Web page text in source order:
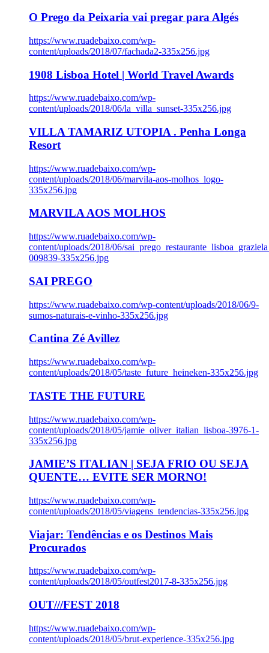
O Prego da Peixaria vai pregar para Algés
https://www.ruadebaixo.com/wp-
content/uploads/2018/07/fachada2-335x256.jpg
1908 Lisboa Hotel | World Travel Awards
https://www.ruadebaixo.com/wp-
content/uploads/2018/06/la_villa_sunset-335x256.jpg
VILLA TAMARIZ UTOPIA . Penha Longa
Resort
https://www.ruadebaixo.com/wp-
content/uploads/2018/06/marvila-aos-molhos_logo-
335x256.jpg
MARVILA AOS MOLHOS
https://www.ruadebaixo.com/wp-
content/uploads/2018/06/
009839-335x256.jpg
SAI PREGO
https://www.ruadebaixo.com/wp-content/uploads/2018/06/9-
sumos-naturais-e-vinho-335x256.jpg
Cantina Zé Avillez
https://www.ruadebaixo.com/wp-
content/uploads/2018/05/taste_future_heineken-335x256.jpg
TASTE THE FUTURE
https://www.ruadebaixo.com/wp-
content/uploads/2018/05/jamie_oliver_italian_lisboa-3976-1-
335x256.jpg
JAMIE’S ITALIAN | SEJA FRIO OU SEJA
QUENTE… EVITE SER MORNO!
https://www.ruadebaixo.com/wp-
content/uploads/2018/05/viagens_tendencias-335x256.jpg
Viajar: Tendências e os Destinos Mais
Procurados
https://www.ruadebaixo.com/wp-
content/uploads/2018/05/outfest2017-8-335x256.jpg
OUT///FEST 2018
https://www.ruadebaixo.com/wp-
content/uploads/2018/05/brut-experience-335x256.jpg